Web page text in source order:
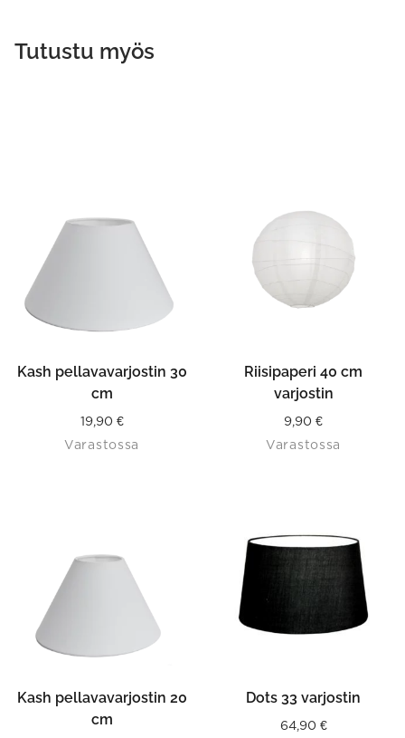
Tutustu myös
Kash pellavavarjostin 30
cm
19,90 €
Varastossa
Riisipaperi 40 cm
varjostin
9,90 €
Varastossa
Kash pellavavarjostin 20
cm
has
multiple
variants.
The
may
be
product
page
Dots 33 varjostin
64,90 €